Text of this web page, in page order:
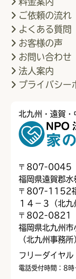
北九州・遠賀
〒 807-0045
福岡県遠賀郡
〒 807-1152
１４−３（北九
〒 802-0821
福岡県北九州
（北九州事務所
フリーダイヤ
電話受付時間：8時
ご依頼の流れ
よくある質問
お客様の声
お問い合わせ
法人案内
プライバシー